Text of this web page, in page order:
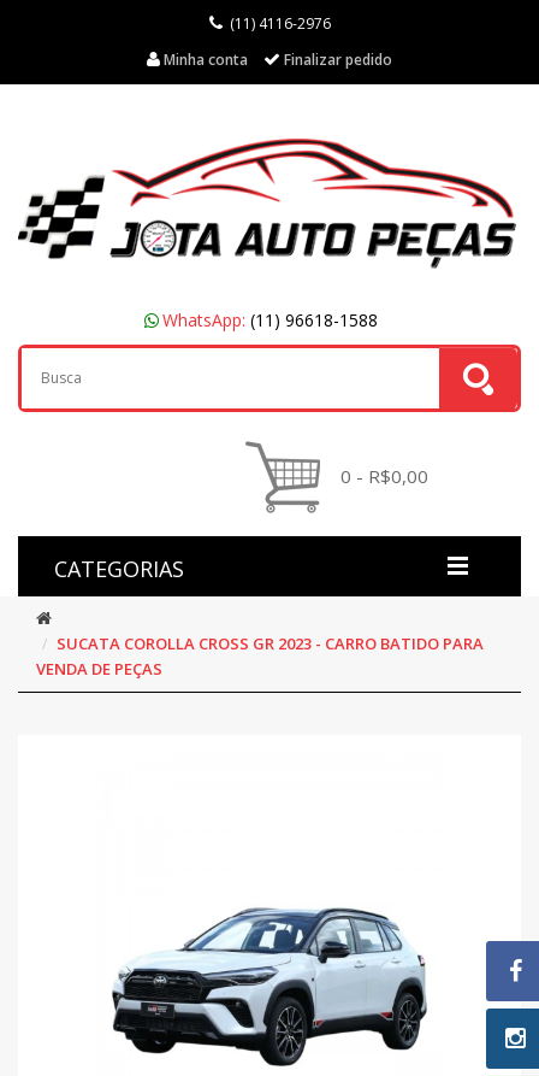
(11) 4116-2976
Minha conta
Finalizar pedido
WhatsApp: (11) 96618-1588
0 - R$0,00
CATEGORIAS
SUCATA COROLLA CROSS GR 2023 - CARRO BATIDO PARA
VENDA DE PEÇAS